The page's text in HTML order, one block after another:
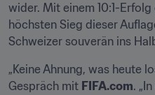
wider. Mit einem 10:1-
höchsten Sieg dieser
Schweizer souverän ins
„Keine Ahnung, was heute
Gespräch mit FIFA.com.